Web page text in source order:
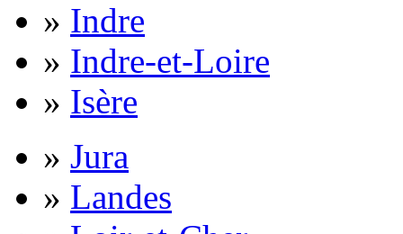
» Indre
» Indre-et-Loire
» Isère
» Jura
» Landes